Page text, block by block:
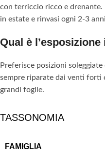
con terriccio ricco e
in estate e rinvasi ogni 2-3
Qual è l’esposizione
Preferisce posizioni soleggiate
sempre riparate dai venti forti
grandi foglie.
TASSONOMIA
FAMIGLIA